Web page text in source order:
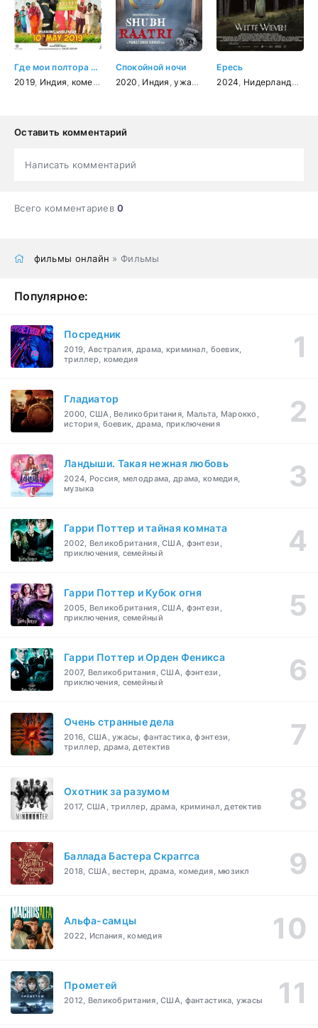
Где мои полтора миллиона?
2019 Индия комедия
Спокойной ночи
2020 Индия ,ужасы
Ересь
2024 Нидерланды ,
Оставить комментарий
Написать комментарий
Всего комментариев0
фильмы онлайн » Фильмы
Популярное:
Посредник
2019, Австралия, драма, криминал, боевик,
триллер, комедия
Гладиатор
2000, США, Великобритания, Мальта, Марокко,
история, боевик, драма, приключения
Ландыши. Такая нежная любовь
2024, Россия, мелодрама, драма, комедия,
музыка
Гарри Поттер и тайная комната
2002, Великобритания, США, фэнтези,
приключения, семейный
Гарри Поттер и Кубок огня
2005, Великобритания, США, фэнтези,
приключения, семейный
Гарри Поттер и Орден Феникса
2007, Великобритания, США, фэнтези,
приключения, семейный
Очень странные дела
2016, США, ужасы, фантастика, фэнтези,
триллер, драма, детектив
Охотник за разумом
2017, США, триллер, драма, криминал, детектив
Баллада Бастера Скраггса
2018, США, вестерн, драма, комедия, мюзикл
Альфа-самцы
2022, Испания, комедия
Прометей
2012, Великобритания, США, фантастика, ужасы